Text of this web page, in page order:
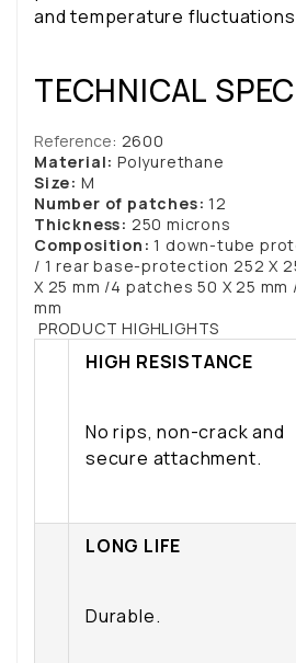
and temperature
TECHNICAL
Reference: 2600
Material: Polyurethane
Size: M
Number of patches: 12
Thickness: 250 microns
Composition: 1 down-tube
/ 1 rear base-protection 252 X
X 25 mm /4 patches 50 X 25
mm
PRODUCT HIGHLIGHTS
HIGH RESISTANCE
No rips, non-crack and
secure attachment.
LONG LIFE
Durable.